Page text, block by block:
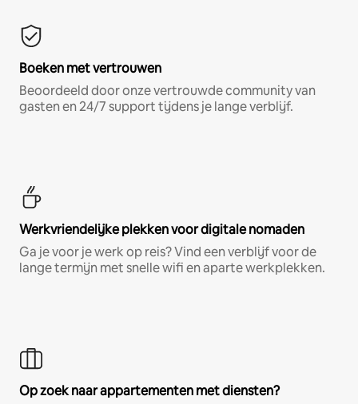
Boeken met vertrouwen
Beoordeeld door onze vertrouwde community van
gasten en 24/7 support tijdens je lange verblijf.
Werkvriendelijke plekken voor digitale nomaden
Ga je voor je werk op reis? Vind een verblijf voor de
lange termijn met snelle wifi en aparte werkplekken.
Op zoek naar appartementen met diensten?